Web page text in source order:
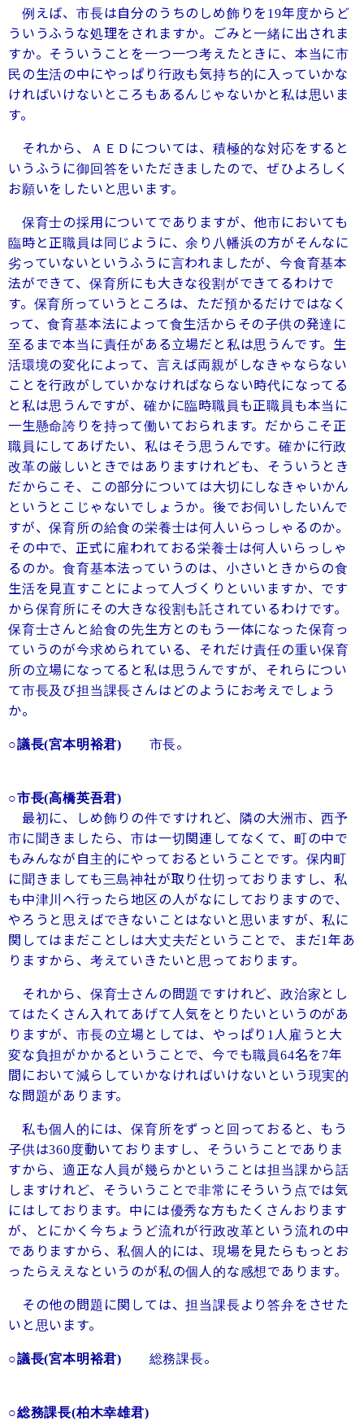
例えば、市長は自分のうちのしめ飾りを 19年度からど
ういうふうな処理をされますか。ごみと一緒に出されま
すか。そういうことを一つ一つ考えたときに、本当に市
民の生活の中にやっぱり行政も気持ち的に入っていかな
ければいけないところもあるんじゃないかと私は思いま
す。
それから、ＡＥＤについては、積極的な対応をすると
いうふうに御回答をいただきましたので、ぜひよろしく
お願いをしたいと思います。
保育士の採用についてでありますが、他市においても
臨時と正職員は同じように、余り八幡浜の方がそんなに
劣っていないというふうに言われましたが、今食育基本
法ができて、保育所にも大きな役割ができてるわけで
す。保育所っていうところは、ただ預かるだけではなく
って、食育基本法によって食生活からその子供の発達に
至るまで本当に責任がある立場だと私は思うんです。生
活環境の変化によって、言えば両親がしなきゃならない
ことを行政がしていかなければならない時代になってる
と私は思うんですが、確かに臨時職員も正職員も本当に
一生懸命誇りを持って働いておられます。だからこそ正
職員にしてあげたい、私はそう思うんです。確かに行政
改革の厳しいときではありますけれども、そういうとき
だからこそ、この部分については大切にしなきゃいかん
というとこじゃないでしょうか。後でお伺いしたいんで
すが、保育所の給食の栄養士は何人いらっしゃるのか。
その中で、正式に雇われておる栄養士は何人いらっしゃ
るのか。食育基本法っていうのは、小さいときからの食
生活を見直すことによって人づくりといいますか、です
から保育所にその大きな役割も託されているわけです。
保育士さんと給食の先生方とのもう一体になった保育っ
ていうのが今求められている、それだけ責任の重い保育
所の立場になってると私は思うんですが、それらについ
て市長及び担当課長さんはどのようにお考えでしょう
か。
○議長(宮本明裕君) 市長。
○市長(高橋英吾君)
最初に、しめ飾りの件ですけれど、隣の大洲市、西予
市に聞きましたら、市は一切関連してなくて、町の中で
もみんなが自主的にやっておるということです。保内町
に聞きましても三島神社が取り仕切っておりますし、私
も中津川へ行ったら地区の人がなにしておりますので、
やろうと思えばできないことはないと思いますが、私に
関してはまだことしは大丈夫だということで、まだ1年あ
りますから、考えていきたいと思っております。
それから、保育士さんの問題ですけれど、政治家とし
てはたくさん入れてあげて人気をとりたいというのがあ
りますが、市長の立場としては、やっぱり 1 人雇うと大
変な負担がかかるということで、今でも職員64名を 7年
間において減らしていかなければいけないという現実的
な問題があります。
私も個人的には、保育所をずっと回っておると、もう
子供は360度動いておりますし、そういうことでありま
すから、適正な人員が幾らかということは担当課から話
しますけれど、そういうことで非常にそういう点では気
にはしております。中には優秀な方もたくさんおります
が、とにかく今ちょうど流れが行政改革という流れの中
でありますから、私個人的には、現場を見たらもっとお
ったらええなというのが私の個人的な感想であります。
その他の問題に関しては、担当課長より答弁をさせた
いと思います。
○議長(宮本明裕君) 総務課長。
○総務課長(柏木幸雄君)